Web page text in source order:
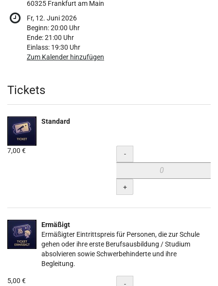
60325 Frankfurt am Main
Fr, 12. Juni 2026
Beginn:20:00 Uhr
Ende:21:00 Uhr
Einlass: 19:30 Uhr
Zum Kalender hinzufügen
Produkte
Tickets
Standard
7,00 € Menge
-
+
Ermäßigt
Ermäßigter Eintrittspreis für Personen, die zur Schule
gehen oder ihre erste Berufsausbildung / Studium
absolvieren sowie Schwerbehinderte und ihre
Begleitung.
5,00 € Menge
-